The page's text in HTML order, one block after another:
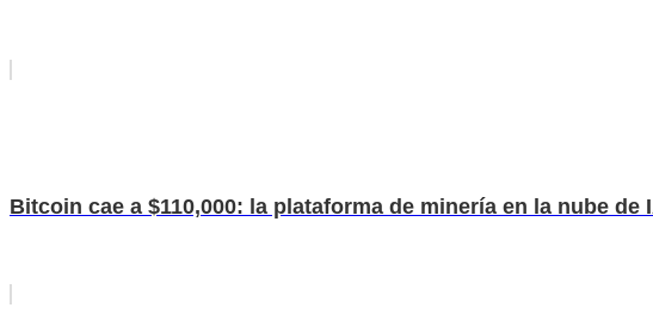
Bitcoin cae a $110,000: la plataforma de minería en la nube